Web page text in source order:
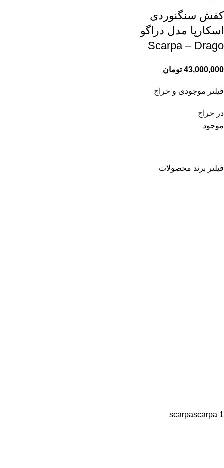
فیلتر موجودی و حراج
در حراج
موجود
فیلتر برند محصولات
scarpascarpa 1
کفش سنگنوردی
اسکارپا مدل دراگو
Scarpa – Drago
43,000,000 تومان